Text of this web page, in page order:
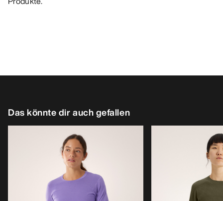
Das könnte dir auch gefallen